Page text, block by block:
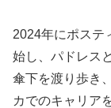
2024年にポステ
始し、パドレス
傘下を渡り歩き
カでのキャリア